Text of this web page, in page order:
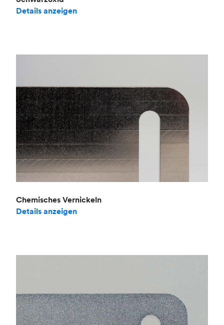
Details anzeigen
Chemisches Vernickeln
Details anzeigen